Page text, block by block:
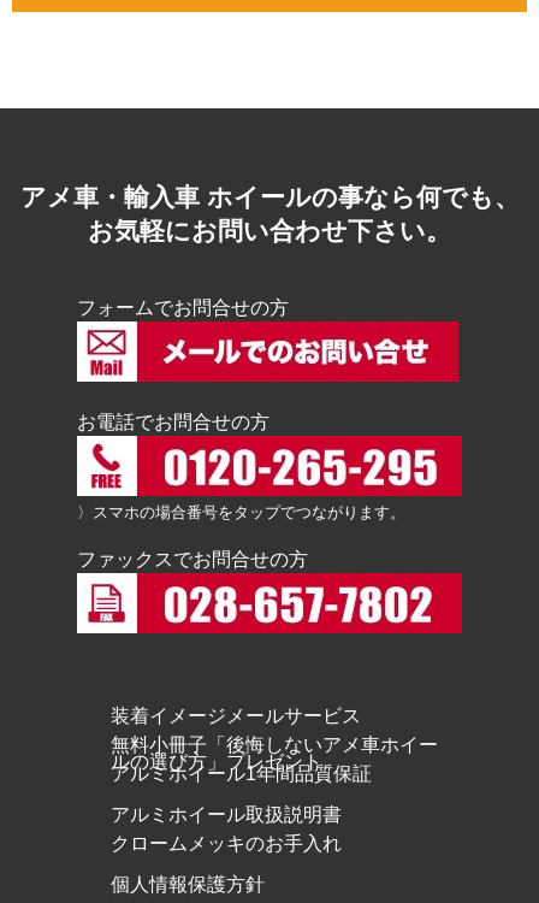
アメ車・輸入車 ホイールの事なら何でも、
お気軽にお問い合わせ下さい。
フォームでお問合せの方
お電話でお問合せの方
〉スマホの場合番号をタップでつながります。
ファックスでお問合せの方
装着イメージメールサービス
無料小冊子「後悔しないアメ車ホイー
ルの選び方」プレゼント
アルミホイール1年間品質保証
アルミホイール取扱説明書
クロームメッキのお手入れ
個人情報保護方針